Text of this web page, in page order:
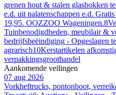
grenen hout & stalen glasbokken
e.d. uit nalatenschappen e.d.
19,95. OOZZOO Wageningen.8
Tuinbenodigdheden, meubilair &
bedrijfsbeëindiging - Opgeslagen
agrarisch10Kerstartikelen
verpakkingsgroothandel
Aankomende veilingen
07 aug 2026
Vorkheftrucks, pontonboot,